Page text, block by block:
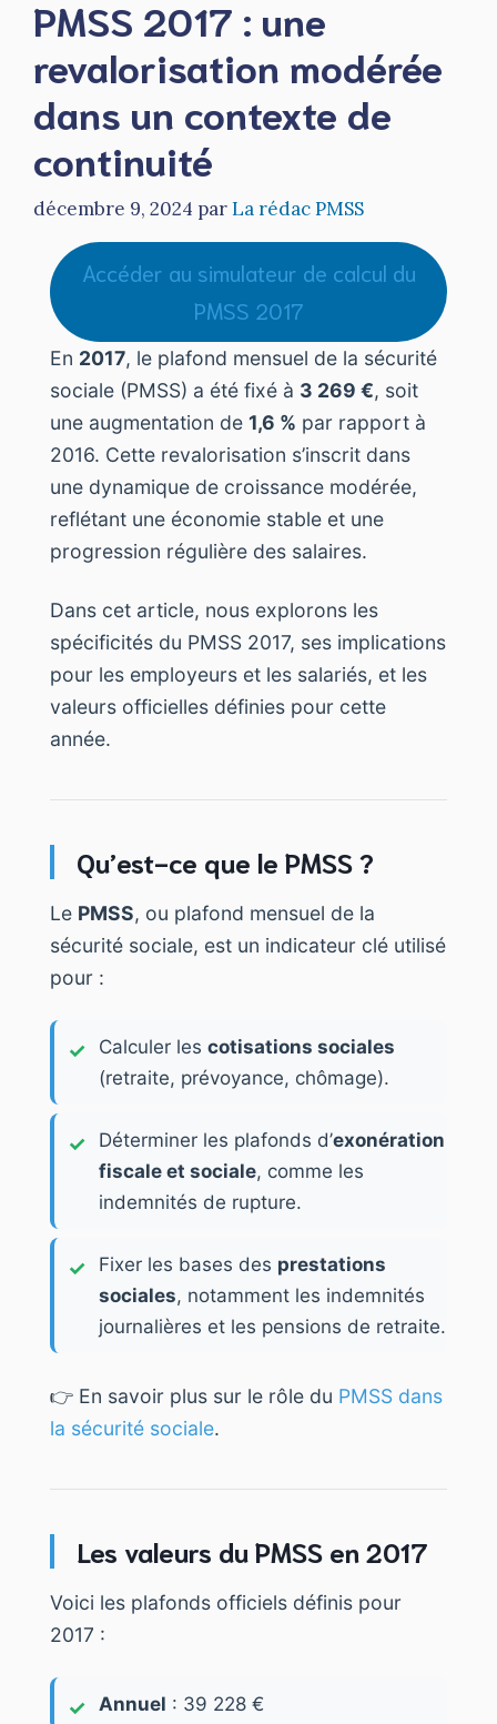
PMSS 2017 : une
revalorisation modérée
dans un contexte de
continuité
décembre 9, 2024 parLa rédac PMSS
Accéder au simulateur de calcul du
PMSS 2017
En 2017, le plafond mensuel de la sécurité
sociale (PMSS) a été fixé à 3 269 €, soit
une augmentation de 1,6 % par rapport à
2016. Cette revalorisation s’inscrit dans
une dynamique de croissance modérée,
reflétant une économie stable et une
progression régulière des salaires.
Dans cet article, nous explorons les
spécificités du PMSS 2017, ses implications
pour les employeurs et les salariés, et les
valeurs officielles définies pour cette
année.
Qu’est-ce que le PMSS ?
Le PMSS, ou plafond mensuel de la
sécurité sociale, est un indicateur clé utilisé
pour :
Calculer les cotisations sociales
(retraite, prévoyance, chômage).
Déterminer les plafonds d’exonération
fiscale et sociale, comme les
indemnités de rupture.
Fixer les bases des prestations
sociales, notamment les indemnités
journalières et les pensions de retraite.
👉 En savoir plus sur le rôle du PMSS dans
la sécurité sociale.
Les valeurs du PMSS en 2017
Voici les plafonds officiels définis pour
2017 :
Annuel : 39 228 €